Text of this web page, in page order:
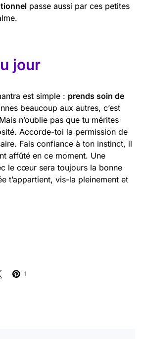
passe aussi par ces petites
jour
est simple : prends soin de
beaucoup aux autres, c’est
n’oublie pas que tu mérites
Accorde-toi la permission de
Fais confiance à ton instinct, il
affûté en ce moment. Une
le cœur sera toujours la bonne
t’appartient, vis-la pleinement et
1